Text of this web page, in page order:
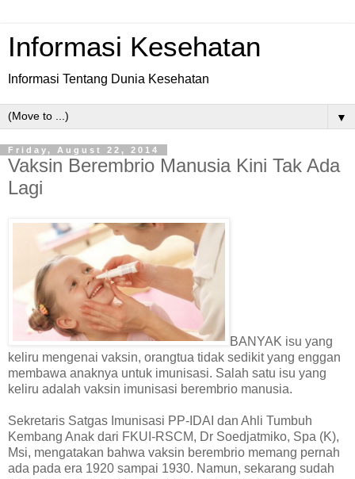
Informasi Kesehatan
Informasi Tentang Dunia Kesehatan
▼
Friday, August 22, 2014
Vaksin Berembrio Manusia Kini Tak Ada
Lagi
BANYAK isu yang
keliru mengenai vaksin, orangtua tidak sedikit yang enggan
membawa anaknya untuk imunisasi. Salah satu isu yang
keliru adalah vaksin imunisasi berembrio manusia.
Sekretaris Satgas Imunisasi PP-IDAI dan Ahli Tumbuh
Kembang Anak dari FKUI-RSCM, Dr Soedjatmiko, Spa (K),
Msi, mengatakan bahwa vaksin berembrio memang pernah
ada pada era 1920 sampai 1930. Namun, sekarang sudah